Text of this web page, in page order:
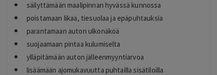
säilyttämään maalipinnan hyvässä kunnossa
poistamaan likaa, tiesuolaa ja epäpuhtauksia
parantamaan auton ulkonäköä
suojaamaan pintaa kulumiselta
ylläpitämään auton jälleenmyyntiarvoa
lisäämään ajomukavuutta puhtailla sisätiloilla